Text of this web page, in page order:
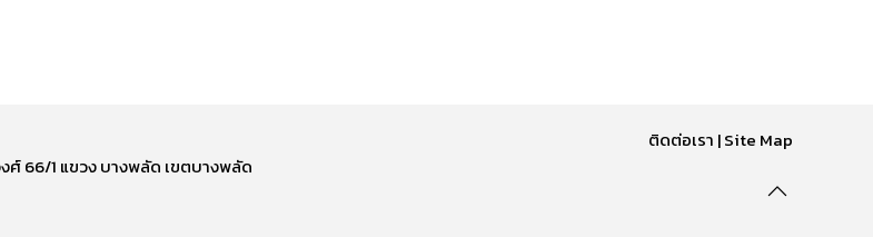
ศ์ 66/1 แขวง บางพลัด เขตบางพลัด
ติดต่อเรา |Site Map